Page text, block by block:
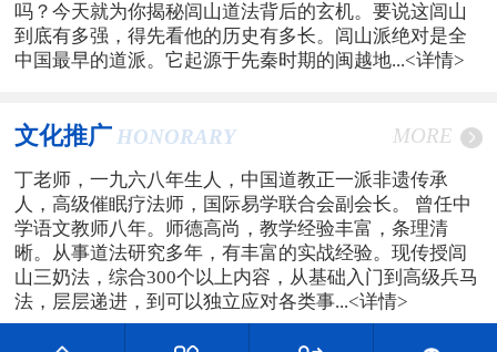
吗？今天就为你揭秘闾山道法背后的玄机。要说这闾山
到底有多强，得先看他的历史有多长。闾山派绝对是全
中国最早的道派。它起源于先秦时期的闽越地...<详情>
文化推广 HONORARY MORE
丁老师，一九六八年生人，中国道教正一派非遗传承
人，高级催眠疗法师，国际易学联合会副会长。 曾任中
学语文教师八年。师德高尚，教学经验丰富，条理清
晰。从事道法研究多年，有丰富的实战经验。现传授闾
山三奶法，综合300个以上内容，从基础入门到高级兵马
法，层层递进，到可以独立应对各类事...<详情>